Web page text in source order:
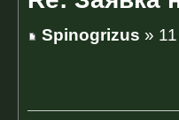
Spinogrizus »